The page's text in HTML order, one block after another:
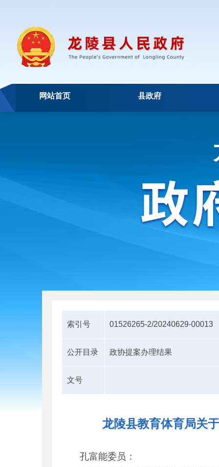
网站首页 县政府
索引号 01526265-2/20240629-00013
公开目录 政协提案办理结果
文号
龙陵县教育体育局关
孔富能委员：